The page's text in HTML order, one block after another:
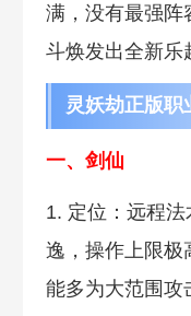
满，没有最强阵
斗焕发出全新乐
灵妖劫正版职
一、剑仙
1. 定位：远程
逸，操作上限极
能多为大范围攻